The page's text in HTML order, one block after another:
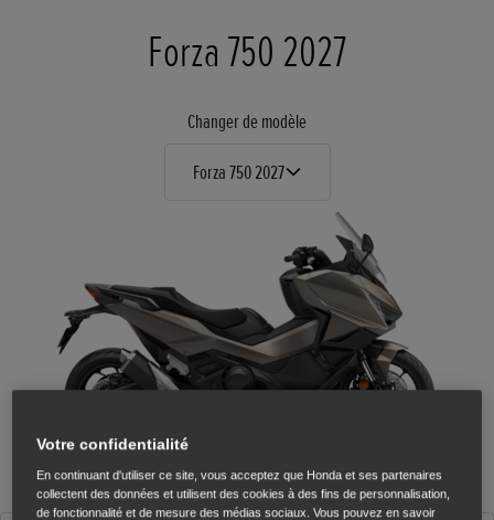
Forza 750 2027
Changer de modèle
Forza 750 2027
Votre confidentialité
En continuant d'utiliser ce site, vous acceptez que Honda et ses partenaires
collectent des données et utilisent des cookies à des fins de personnalisation,
de fonctionnalité et de mesure des médias sociaux. Vous pouvez en savoir